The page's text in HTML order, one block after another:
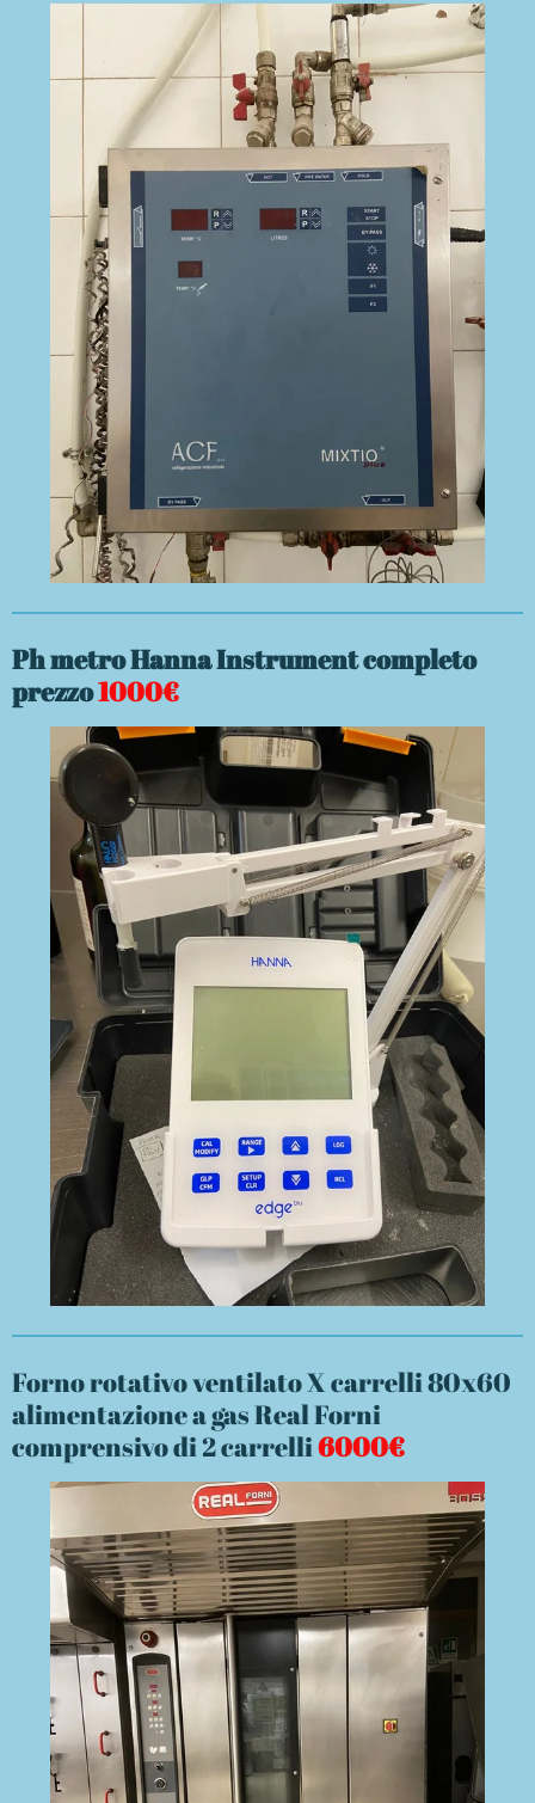
Ph metro Hanna Instrument completo
prezzo1000€
Forno rotativo ventilato X carrelli 80x60
alimentazione a gas Real Forni
comprensivo di 2 carrelli6000€